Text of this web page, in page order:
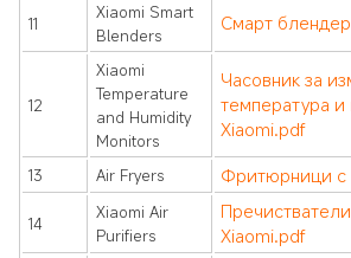
11
Xiaomi Smart
Blenders
Смарт
12
Xiaomi
Temperature
and Humidity
Monitors
Часовник за
температура
Xiaomi.pdf
13 Air Fryers Фритюрници с
14
Xiaomi Air
Purifiers
Xiaomi.pdf